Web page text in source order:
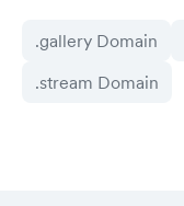
.gallery Domain
.stream Domain